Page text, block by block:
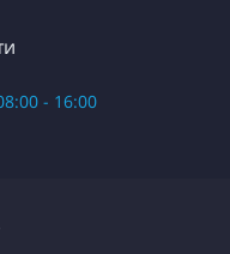
- 16:00